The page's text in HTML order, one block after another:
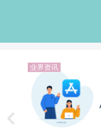
业界资讯